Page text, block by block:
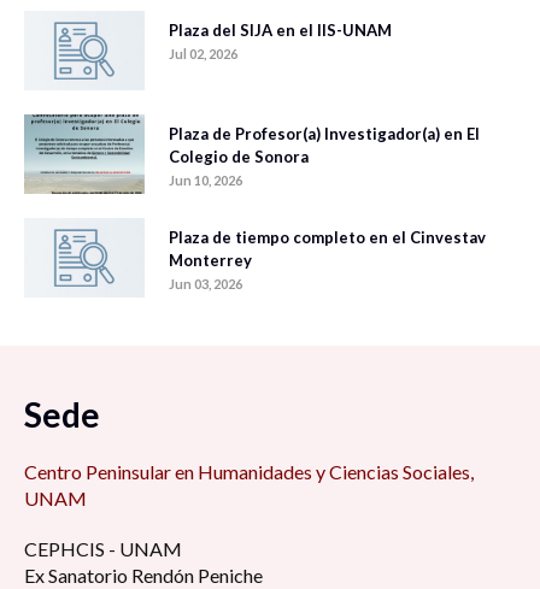
Plaza del SIJA en el IIS-UNAM
Jul 02, 2026
Plaza de Profesor(a) Investigador(a) en El
Colegio de Sonora
Jun 10, 2026
Plaza de tiempo completo en el Cinvestav
Monterrey
Jun 03, 2026
Sede
Centro Peninsular en Humanidades y Ciencias Sociales,
UNAM
CEPHCIS - UNAM
Ex Sanatorio Rendón Peniche